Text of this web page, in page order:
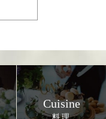
Cuisine